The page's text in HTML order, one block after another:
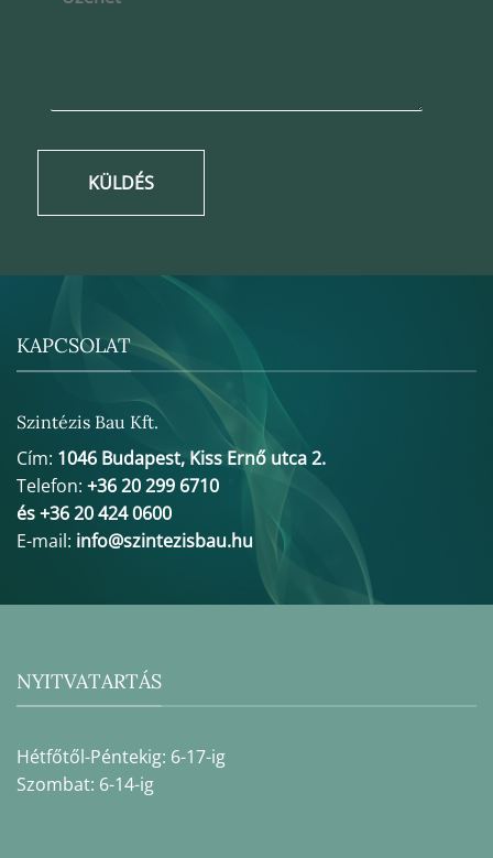
KÜLDÉS
KAPCSOLAT
Szintézis Bau Kft.
Cím: 1046 Budapest, Kiss Ernő utca 2.
Telefon: +36 20 299 6710
és +36 20 424 0600
E-mail: info@szintezisbau.hu
NYITVATARTÁS
Hétfőtől-Péntekig: 6-17-ig
Szombat: 6-14-ig